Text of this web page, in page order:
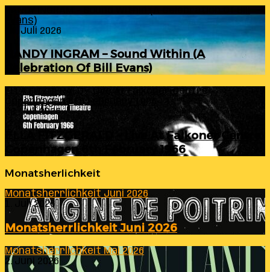
Evans)
24. Juli 2026
RANDY INGRAM – Sound Within (A
Celebration Of Bill Evans)
ELLA FITZGERALD – Live At Falkoner Centre
Copenhagen 6th February 1966
23. Juli 2026
ELLA FITZGERALD – Live At Falkoner Centre
Copenhagen 6th February 1966
Monatsherlichkeit
Monatsherrlichkeit Juni 2026
1. Juli 2026
Monatsherrlichkeit Juni 2026
Monatsherrlichkeit Mai 2026
2. Juni 2026